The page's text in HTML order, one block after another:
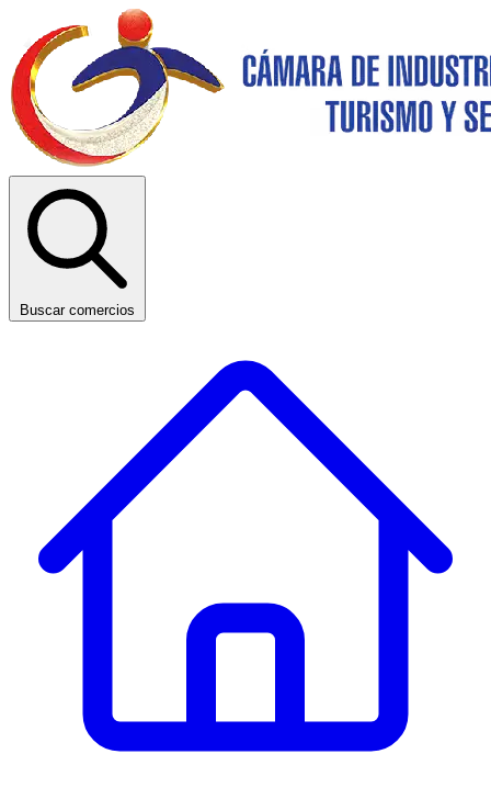
Buscar comercios